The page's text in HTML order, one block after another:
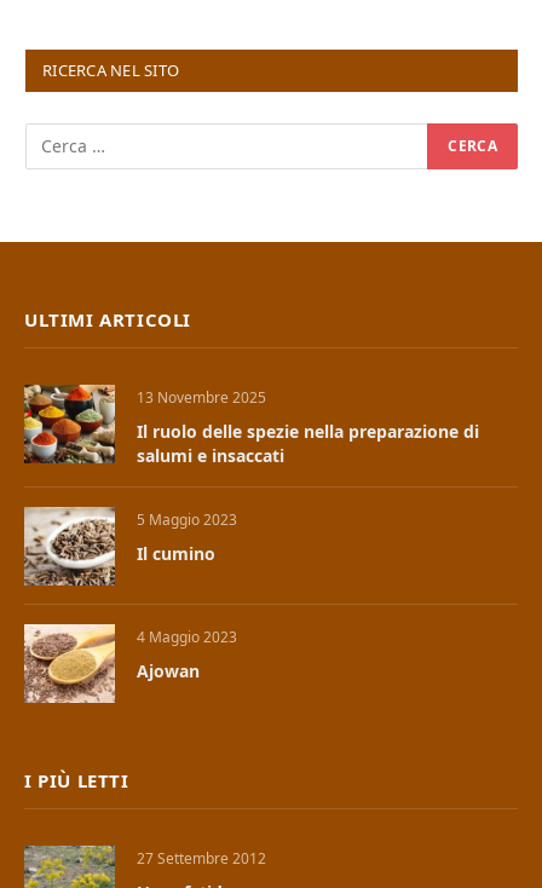
RICERCA NEL SITO
ULTIMI ARTICOLI
13 Novembre 2025
Il ruolo delle spezie nella preparazione di
salumi e insaccati
5 Maggio 2023
Il cumino
4 Maggio 2023
Ajowan
I PIÙ LETTI
27 Settembre 2012